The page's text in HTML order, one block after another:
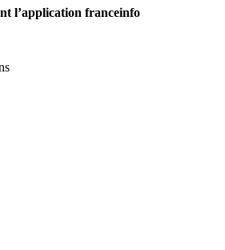
l’application franceinfo